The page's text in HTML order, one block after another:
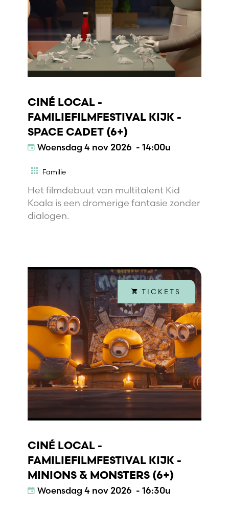
CINÉ LOCAL -
FAMILIEFILMFESTIVAL KIJK -
SPACE CADET (6+)
Woensdag 4 nov 2026 - 14:00u
Familie
Het filmdebuut van multitalent Kid
Koala is een dromerige fantasie zonder
dialogen.
TICKETS
CINÉ LOCAL -
FAMILIEFILMFESTIVAL KIJK -
MINIONS & MONSTERS (6+)
Woensdag 4 nov 2026 - 16:30u